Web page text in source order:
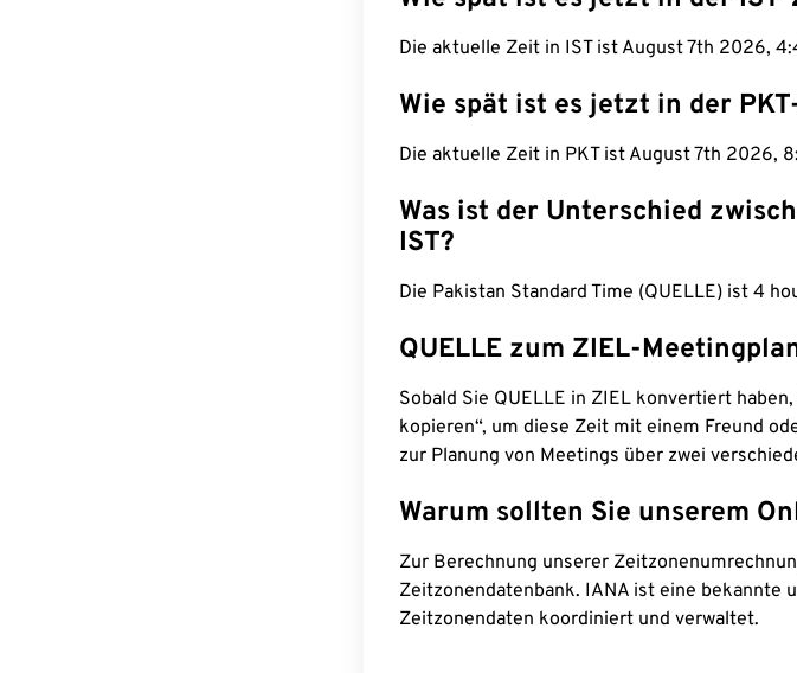
Die aktuelle Zeit in IST ist August 7th 2026,
Wie spät ist es jetzt in der
Die aktuelle Zeit in PKT ist August 7th 2026,
Was ist der Unterschied
IST?
Die Pakistan Standard Time (QUELLE) ist 4
QUELLE zum ZIEL-
Sobald Sie QUELLE in ZIEL konvertiert
kopieren“, um diese Zeit mit einem Freund
zur Planung von Meetings über zwei
Warum sollten Sie unserem
Zur Berechnung unserer
Zeitzonendatenbank. IANA ist eine bekannte
Zeitzonendaten koordiniert und verwaltet.